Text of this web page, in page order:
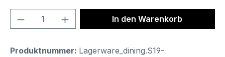
Produkt Anzahl: Gib denIn den Warenkorb
Produktnummer: Lagerware_dining.S19-